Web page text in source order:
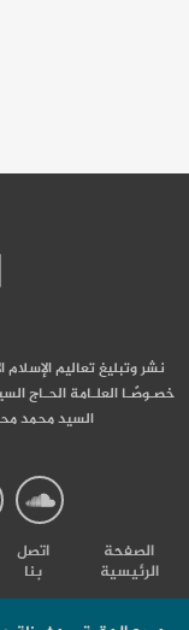
نشر وتبليغ تعاليم الإسلام
خصـوصًـا العلـامة الحـاج
السيد محمد
الصفحة
الرئيسية
اتصل
بنا